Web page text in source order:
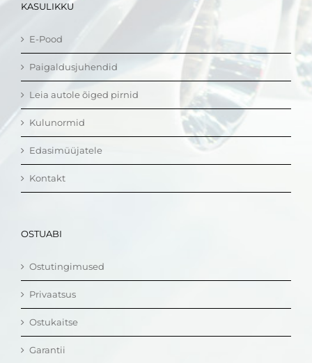
KASULIKKU
E-Pood
Paigaldusjuhendid
Leia autole õiged pirnid
Kulunormid
Edasimüüjatele
Kontakt
OSTUABI
Ostutingimused
Privaatsus
Ostukaitse
Garantii